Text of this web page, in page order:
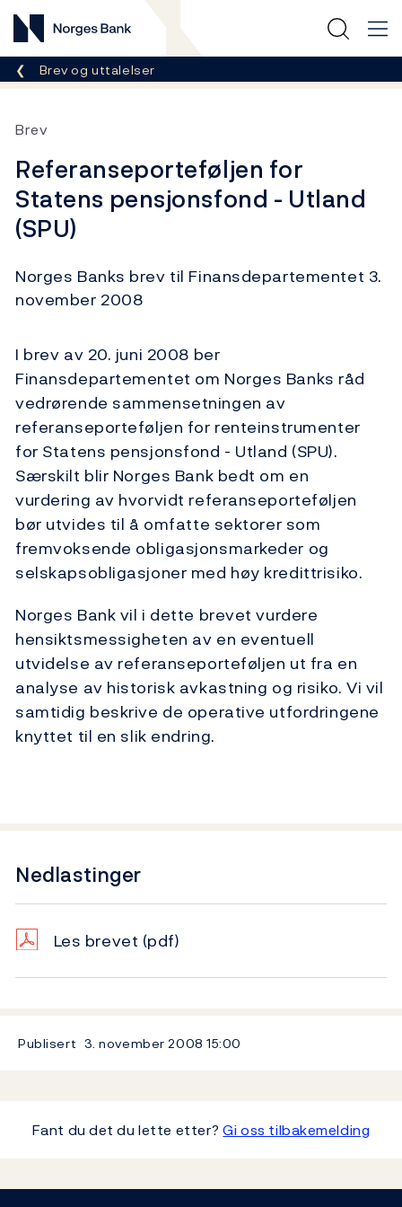
Norges Bank
Her er du nå:
Brev og uttalelser
Brev
Referanseporteføljen for
Statens pensjonsfond - Utland
(SPU)
Norges Banks brev til Finansdepartementet 3.
november 2008
I brev av 20. juni 2008 ber
Finansdepartementet om Norges Banks råd
vedrørende sammensetningen av
referanseporteføljen for renteinstrumenter
for Statens pensjonsfond - Utland (SPU).
Særskilt blir Norges Bank bedt om en
vurdering av hvorvidt referanseporteføljen
bør utvides til å omfatte sektorer som
fremvoksende obligasjonsmarkeder og
selskapsobligasjoner med høy kredittrisiko.
Norges Bank vil i dette brevet vurdere
hensiktsmessigheten av en eventuell
utvidelse av referanseporteføljen ut fra en
analyse av historisk avkastning og risiko. Vi vil
samtidig beskrive de operative utfordringene
knyttet til en slik endring.
Nedlastinger
Les brevet (pdf)
Publisert 3. november 200815:00
Fant du det du lette etter?Gi oss tilbakemelding